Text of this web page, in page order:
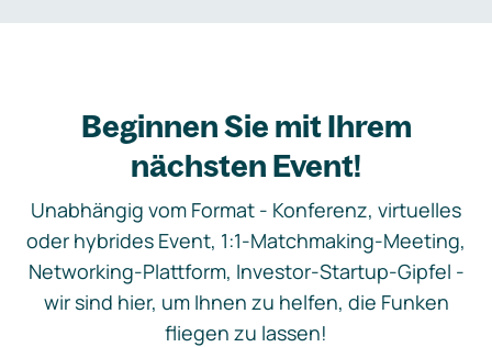
Beginnen Sie mit Ihrem
nächsten Event!
Unabhängig vom Format - Konferenz, virtuelles
oder hybrides Event, 1:1-Matchmaking-Meeting,
Networking-Plattform, Investor-Startup-Gipfel -
wir sind hier, um Ihnen zu helfen, die Funken
fliegen zu lassen!